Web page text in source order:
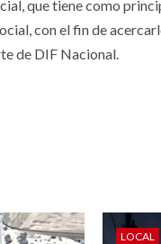
que tiene como
con el fin de
de DIF Nacional.
LOCAL